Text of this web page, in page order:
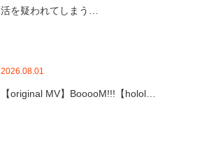
活を疑われてしまう…
2026.08.01
【original MV】BooooM!!!【holol…